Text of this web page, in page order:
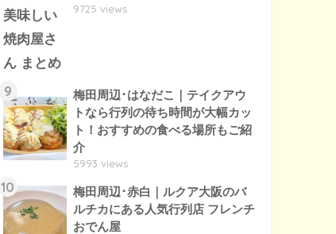
9725 views
9
梅田周辺･はなだこ｜テイクアウ
トなら行列の待ち時間が大幅カッ
ト！おすすめの食べる場所もご紹
介
5993 views
10
梅田周辺･赤白｜ルクア大阪のバ
ルチカにある人気行列店 フレンチ
おでん屋